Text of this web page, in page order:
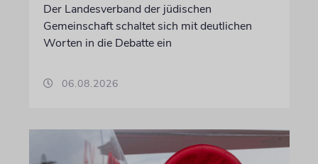
Der Landesverband der jüdischen
Gemeinschaft schaltet sich mit deutlichen
Worten in die Debatte ein
06.08.2026